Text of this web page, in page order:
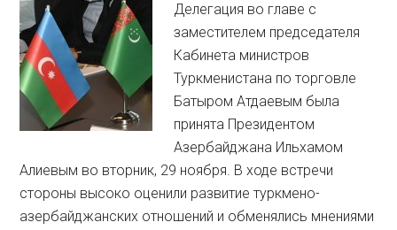
Делегация во главе с
заместителем председателя
Кабинета министров
Туркменистана по торговле
Батыром Атдаевым была
принята Президентом
Азербайджана Ильхамом
Алиевым во вторник, 29 ноября. В ходе встречи
стороны высоко оценили развитие туркмено-
азербайджанских отношений и обменялись мнениями